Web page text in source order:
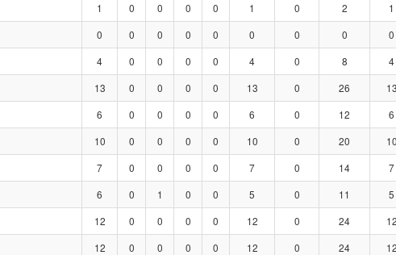
1 0 0 0 0 1 0 2 1
0 0 0 0 0 0 0 0 0
4 0 0 0 0 4 0 8 4
13 0 0 0 0 13 0 26 13
6 0 0 0 0 6 0 12 6
10 0 0 0 0 10 0 20 10
7 0 0 0 0 7 0 14 7
6 0 1 0 0 5 0 11 5
12 0 0 0 0 12 0 24 12
12 0 0 0 0 12 0 24 12